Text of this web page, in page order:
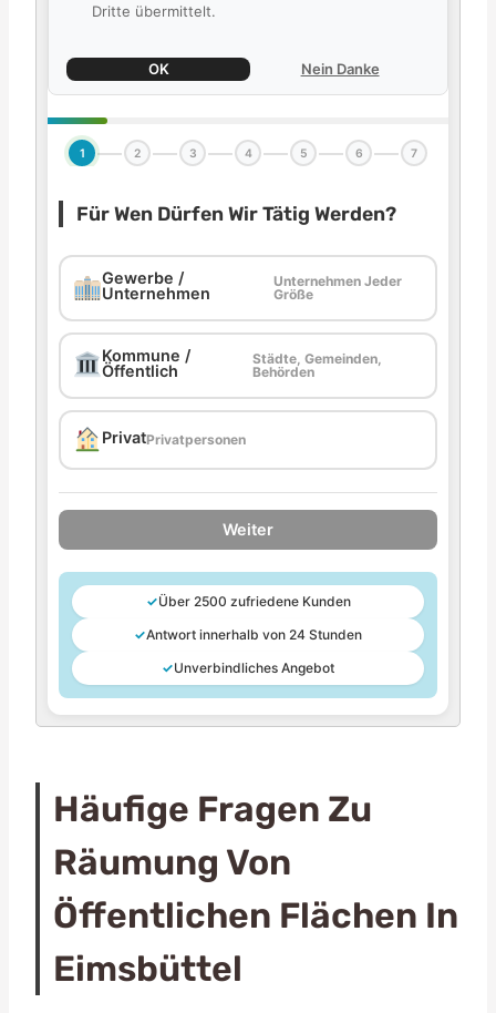
Dritte übermittelt.
OK Nein Danke
1 2 3 4 5 6 7
Für Wen Dürfen Wir Tätig Werden?
Gewerbe /
Unternehmen
Unternehmen Jeder
Größe
Kommune /
Öffentlich
Städte, Gemeinden,
Behörden
PrivatPrivatpersonen
Weiter
✓Über 2500 zufriedene Kunden
✓Antwort innerhalb von 24 Stunden
✓Unverbindliches Angebot
Häufige Fragen Zu
Räumung Von
Öffentlichen Flächen In
Eimsbüttel